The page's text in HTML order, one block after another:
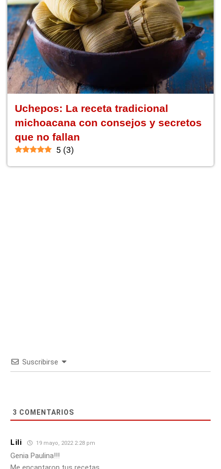
Uchepos: La receta tradicional
michoacana con consejos y secretos
que no fallan
5 (3)
Suscribirse
3 COMENTARIOS
Lili 19 mayo, 2022 2:28 pm
Genia Paulina!!!